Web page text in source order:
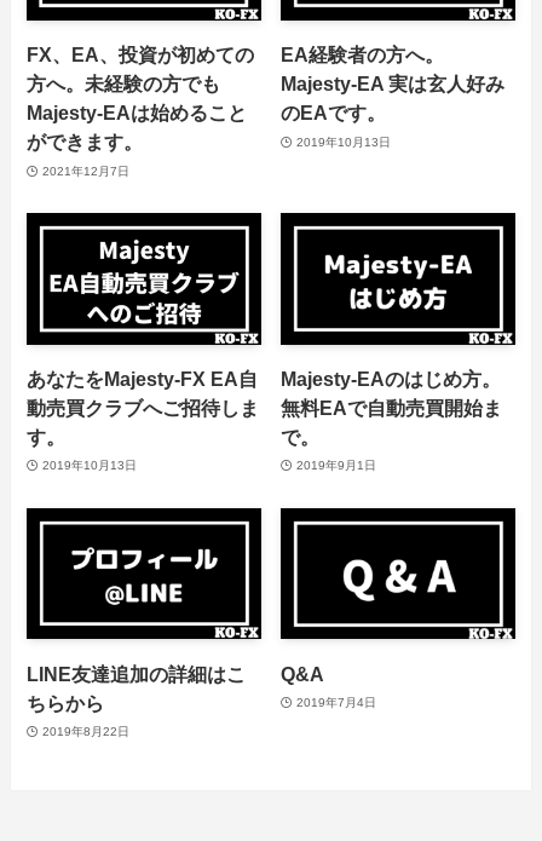
FX、EA、投資が初めての
方へ。未経験の方でも
Majesty-EAは始めること
ができます。
2021年12月7日
EA経験者の方へ。
Majesty-EA 実は玄人好み
のEAです。
2019年10月13日
あなたをMajesty-FX EA自
動売買クラブへご招待しま
す。
2019年10月13日
Majesty-EAのはじめ方。
無料EAで自動売買開始ま
で。
2019年9月1日
LINE友達追加の詳細はこ
ちらから
2019年8月22日
Q&A
2019年7月4日